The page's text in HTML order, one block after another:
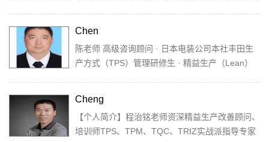
Chen
陈老师 高级咨询顾问 · 日本电装公司本社丰田生
产方式（TPS）管理研修生 · 精益生产（Lean）
Cheng
【个人简介】程治铭老师资深精益生产改善顾问、
培训师TPS、TPM、TQC、TRIZ实战派指导专家